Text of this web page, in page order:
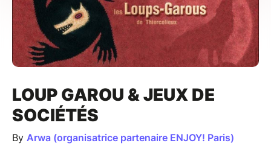
LOUP GAROU & JEUX DE
SOCIÉTÉS
By Arwa (organisatrice partenaire ENJOY! Paris)